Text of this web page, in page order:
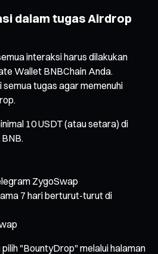
dalam tugas Airdrop
interaksi harus dilakukan
Wallet BNBChain Anda.
tugas agar memenuhi
10 USDT (atau setara) di
ZygoSwap
7 hari berturut-turut di
pilih "BountyDrop" melalui halaman